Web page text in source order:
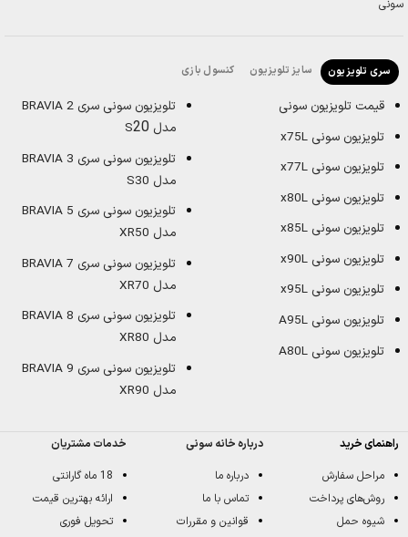
سری تلویزیون سایز تلویزیون کنسول بازی
قیمت تلویزیون سونی
تلویزیون سونی x75L
تلویزیون سونی x77L
تلویزیون سونی x80L
تلویزیون سونی x85L
تلویزیون سونی x90L
تلویزیون سونی x95L
تلویزیون سونی A95L
تلویزیون سونی A80L
تلویزیون سونی سری BRAVIA 2
مدل S 20
تلویزیون سونی سری BRAVIA 3
مدل S30
تلویزیون سونی سری BRAVIA 5
مدل XR50
تلویزیون سونی سری BRAVIA 7
مدل XR70
تلویزیون سونی سری BRAVIA 8
مدل XR80
تلویزیون سونی سری BRAVIA 9
مدل XR90
راهنمای خرید
مراحل سفارش
روش‌های پرداخت
شیوه حمل
درباره خانه سونی
درباره ما
تماس با ما
قوانین و مقررات
خدمات مشتریان
18 ماه گارانتی
ارائه بهترین قیمت
تحویل فوری